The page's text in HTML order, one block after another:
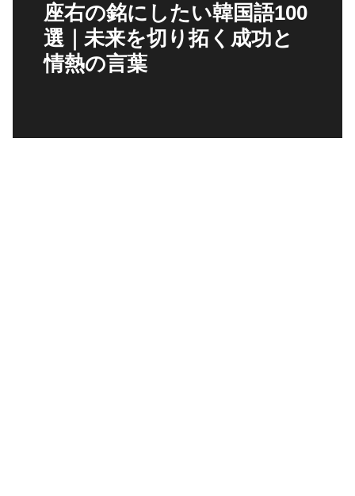
座右の銘にしたい韓国語100
選｜未来を切り拓く成功と
情熱の言葉